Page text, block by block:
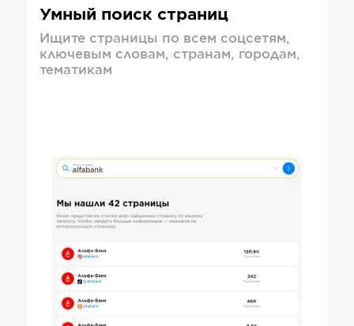
Умный поиск страниц
Ищите страницы по всем соцсетям,
ключевым словам, странам, городам,
тематикам